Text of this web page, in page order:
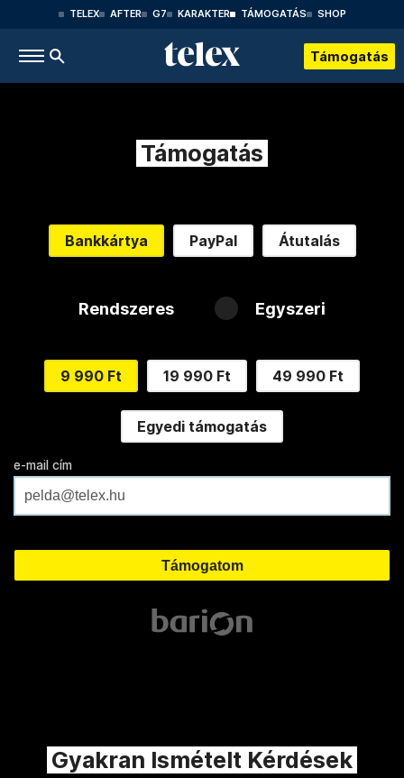
TELEX AFTER G7 KARAKTER TÁMOGATÁS SHOP
Támogatás
Támogatás
Bankkártya PayPal Átutalás
Rendszeres Egyszeri
9 990 Ft 19 990 Ft 49 990 Ft
Egyedi támogatás
e-mail cím
Gyakran Ismételt Kérdések